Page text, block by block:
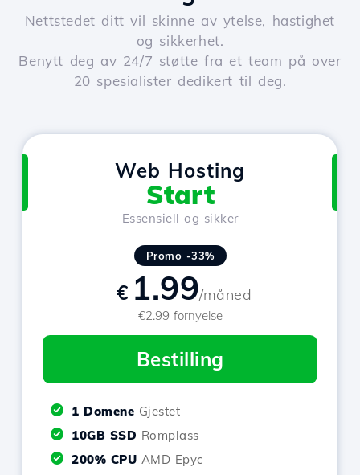
Nettstedet ditt vil skinne av ytelse, hastighet
og sikkerhet.
Benytt deg av 24/7 støtte fra et team på over
20 spesialister dedikert til deg.
Web Hosting
Start
— Essensiell og sikker —
Promo -33%
€ 1.99/måned
€2.99 fornyelse
Bestilling
1 Domene Gjestet
10GB SSD Romplass
200% CPU AMD Epyc